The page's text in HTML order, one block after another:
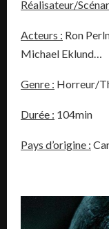
Réalisateur/
Acteurs : Ron
Michael Eklund…
Genre : Horreur/
Durée : 104min
Pays d’origine :